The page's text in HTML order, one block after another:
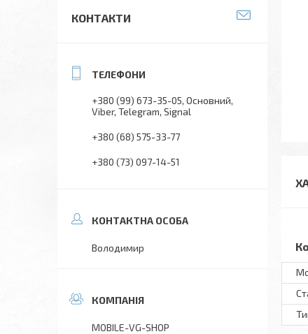
КОНТАКТИ
+380 (99) 673-35-05 Основний,
Viber, Telegram, Signal
+380 (68) 575-33-77
+380 (73) 097-14-51
Володимир
MOBILE-VG-SHOP